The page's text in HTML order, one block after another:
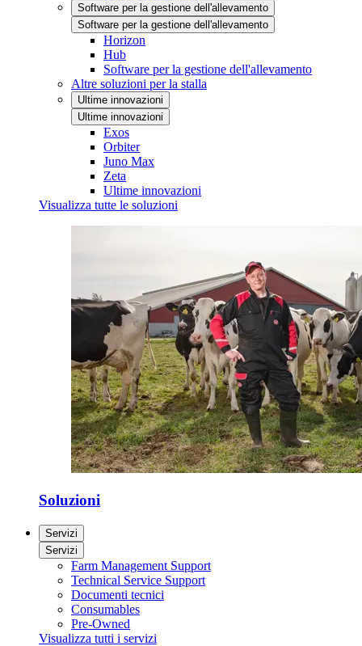
Software per la gestione dell'allevamento
Software per la gestione dell'allevamento
Horizon
Hub
Software per la gestione dell'allevamento
Altre soluzioni per la stalla
Ultime innovazioni
Ultime innovazioni
Exos
Orbiter
Juno Max
Zeta
Ultime innovazioni
Visualizza tutte le soluzioni
Soluzioni
Servizi
Servizi
Farm Management Support
Technical Service Support
Documenti tecnici
Consumables
Pre-Owned
Visualizza tutti i servizi